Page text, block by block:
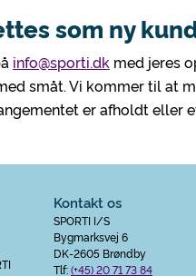
som ny
info@sporti.dk med jeres
småt. Vi kommer til at
er afholdt eller
Kontakt os
SPORTI I/S
Bygmarksvej 6
DK-2605 Brøndby
Tlf:(+45) 20 71 73 84